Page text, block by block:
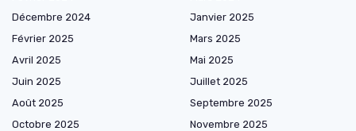
Décembre 2024
Janvier 2025
Février 2025
Mars 2025
Avril 2025
Mai 2025
Juin 2025
Juillet 2025
Août 2025
Septembre 2025
Octobre 2025
Novembre 2025